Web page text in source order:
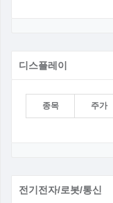
디스플레이
종목 주가
전기전자/로봇/통신